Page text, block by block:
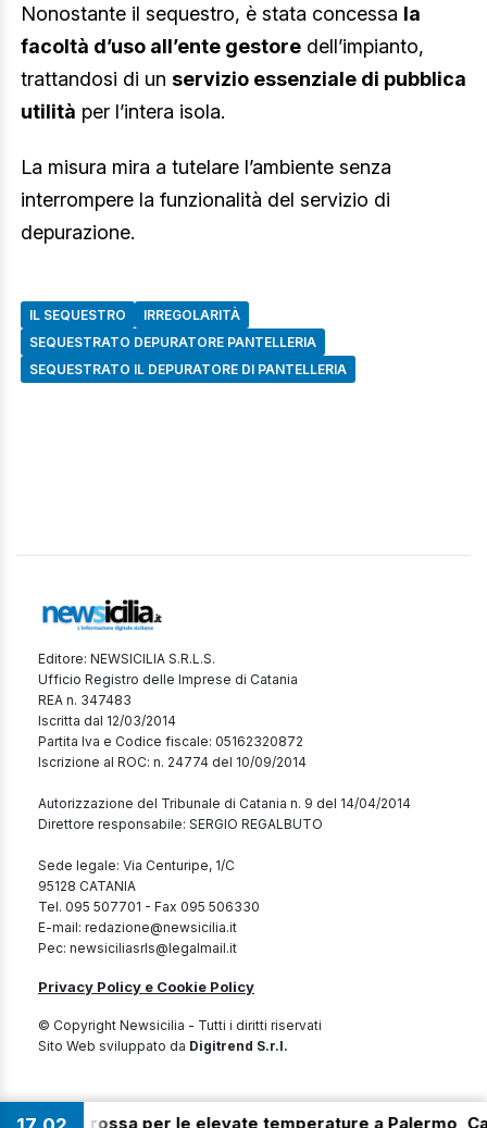
Nonostante il sequestro, è stata concessa la
facoltà d’uso all’ente gestore dell’impianto,
trattandosi di un servizio essenziale di pubblica
utilità per l’intera isola.
La misura mira a tutelare l’ambiente senza
interrompere la funzionalità del servizio di
depurazione.
IL SEQUESTRO
IRREGOLARITÀ
SEQUESTRATO DEPURATORE PANTELLERIA
SEQUESTRATO IL DEPURATORE DI PANTELLERIA
Editore: NEWSICILIA S.R.L.S.
Ufficio Registro delle Imprese di Catania
REA n. 347483
Iscritta dal 12/03/2014
Partita Iva e Codice fiscale: 05162320872
Iscrizione al ROC: n. 24774 del 10/09/2014
Autorizzazione del Tribunale di Catania n. 9 del 14/04/2014
Direttore responsabile: SERGIO REGALBUTO
Sede legale: Via Centuripe, 1/C
95128 CATANIA
Tel. 095 507701 - Fax 095 506330
E-mail: redazione@newsicilia.it
Pec: newsiciliasrls@legalmail.it
Privacy Policy e Cookie Policy
© Copyright Newsicilia - Tutti i diritti riservati
Sito Web sviluppato da Digitrend S.r.l.
rossa per le elevate temperature a Palermo,